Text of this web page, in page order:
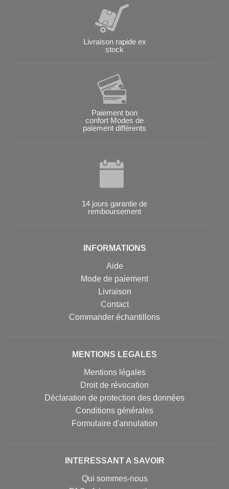
Livraison rapide ex
stock
Paiement bon
confort Modes de
paiement différents
14 jours garantie de
remboursement
INFORMATIONS
Aide
Mode de paiement
Livraison
Contact
Commander échantillons
MENTIONS LEGALES
Mentions légales
Droit de révocation
Déclaration de protection des données
Conditions générales
Formulaire d'annulation
INTERESSANT A SAVOIR
Qui sommes-nous